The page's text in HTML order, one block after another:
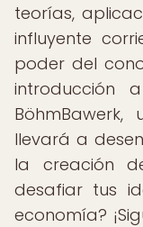
teorías,
influyente
poder del
introducción
llevará a
la creación
desafiar tus
economía?